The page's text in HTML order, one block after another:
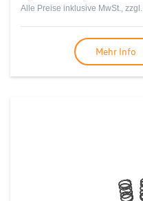
Alle Preise inklusive MwSt., zzgl.
Mehr Info